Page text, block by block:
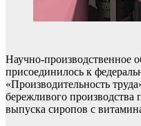
Научно-производственное
присоединилось к
«Производительность
бережливого производства
выпуска сиропов с